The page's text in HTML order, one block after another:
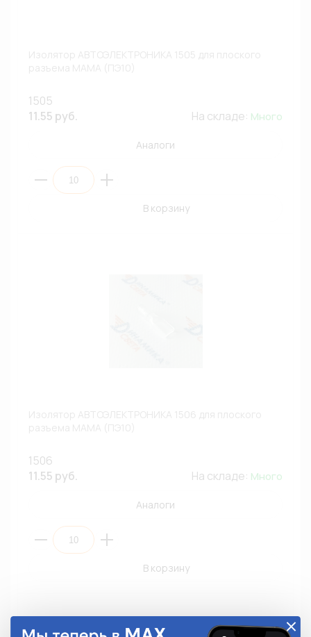
1505
11.55 руб.
На складе: Много
Аналоги
В корзину
1506
11.55 руб.
На складе: Много
Аналоги
В корзину